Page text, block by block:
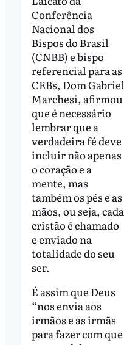
Conferência
Nacional dos
Bispos do Brasil
(CNBB) e bispo
referencial para as
CEBs, Dom Gabriel
Marchesi, afirmou
que é necessário
lembrar que a
verdadeira fé deve
incluir não apenas
o coração e a
mente, mas
também os pés e as
mãos, ou seja, cada
cristão é chamado
e enviado na
totalidade do seu
ser.
É assim que Deus
“nos envia aos
irmãos e as irmãs
para fazer com que